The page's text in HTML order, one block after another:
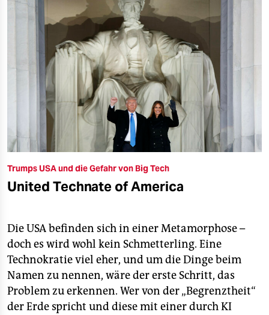
Trumps USA und die Gefahr von Big Tech
United Technate of America
Die USA befinden sich in einer Metamorphose –
doch es wird wohl kein Schmetterling. Eine
Technokratie viel eher, und um die Dinge beim
Namen zu nennen, wäre der erste Schritt, das
Problem zu erkennen. Wer von der „Begrenztheit“
der Erde spricht und diese mit einer durch KI